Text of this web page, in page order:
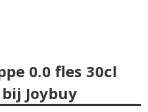
0.0 fles 30cl
Joybuy